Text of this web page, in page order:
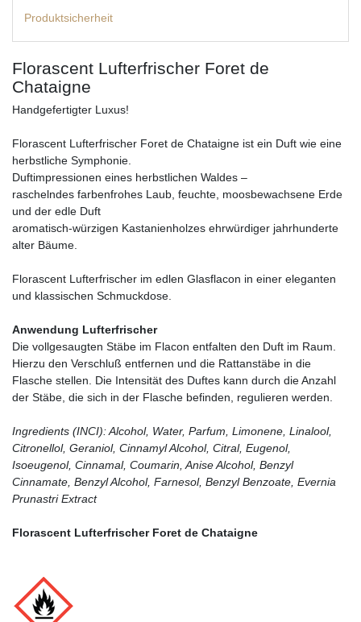
Produktsicherheit
Florascent Lufterfrischer Foret de
Chataigne
Handgefertigter Luxus!
Florascent Lufterfrischer Foret de Chataigne ist ein Duft wie eine
herbstliche Symphonie.
Duftimpressionen eines herbstlichen Waldes –
raschelndes farbenfrohes Laub, feuchte, moosbewachsene Erde
und der edle Duft
aromatisch-würzigen Kastanienholzes ehrwürdiger jahrhunderte
alter Bäume.
Florascent Lufterfrischer im edlen Glasflacon in einer eleganten
und klassischen Schmuckdose.
Anwendung Lufterfrischer
Die vollgesaugten Stäbe im Flacon entfalten den Duft im Raum.
Hierzu den Verschluß entfernen und die Rattanstäbe in die
Flasche stellen. Die Intensität des Duftes kann durch die Anzahl
der Stäbe, die sich in der Flasche befinden, regulieren werden.
Ingredients (INCI): Alcohol, Water, Parfum, Limonene, Linalool,
Citronellol, Geraniol, Cinnamyl Alcohol, Citral, Eugenol,
Isoeugenol, Cinnamal, Coumarin, Anise Alcohol, Benzyl
Cinnamate, Benzyl Alcohol, Farnesol, Benzyl Benzoate, Evernia
Prunastri Extract
Florascent Lufterfrischer Foret de Chataigne